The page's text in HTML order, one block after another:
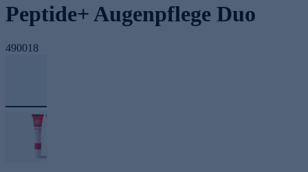
Peptide+ Augenpflege Duo
490018